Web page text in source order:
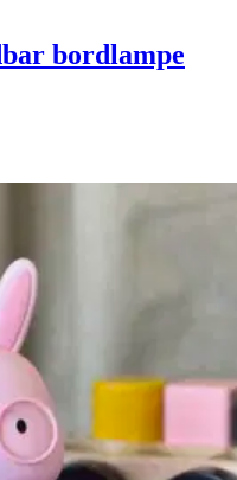
bordlampe